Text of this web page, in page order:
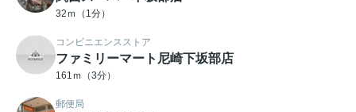
32ｍ（1分）
コンビニエンスストア
ファミリーマート尼崎下坂部店
161ｍ（3分）
郵便局